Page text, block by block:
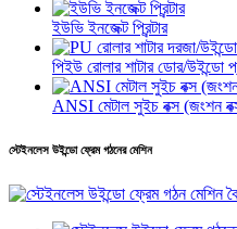
ইউভি ইনজেক্ট প্রিন্টার
পিইউ রোলার শাটার ডোর/উইন্ডো
ANSI মেটাল সুইচ বক্স (জংশন
স্টেইনলেস উইন্ডো ফ্রেম গঠনের মেশিন